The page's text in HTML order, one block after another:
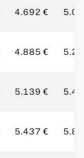
4.692 €
4.885 €
5.139 €
5.437 €